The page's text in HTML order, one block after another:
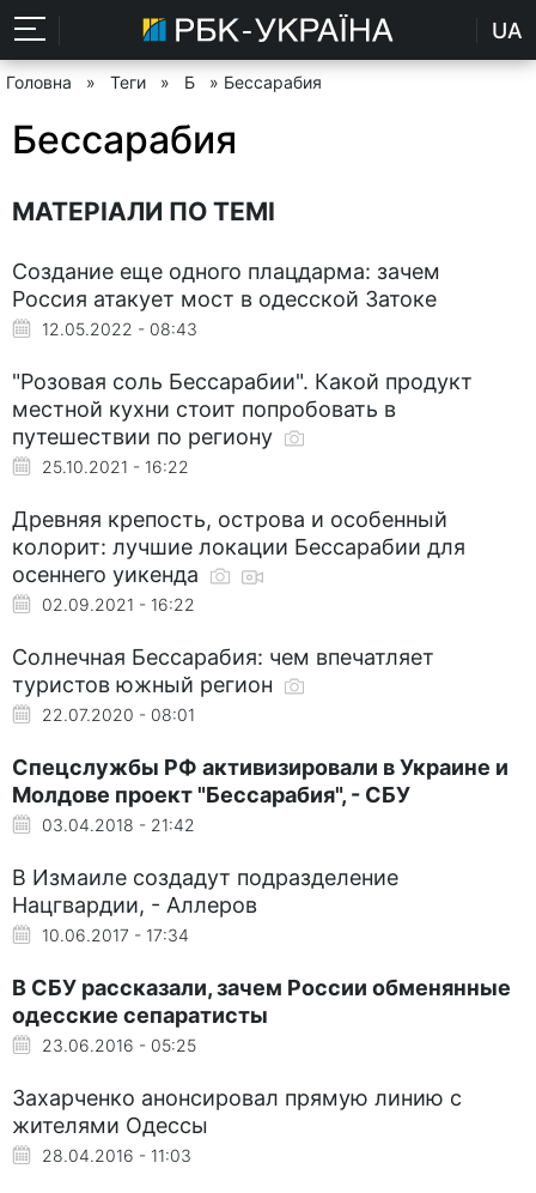
UA
Головна » Теги » Б » Бессарабия
Бессарабия
МАТЕРІАЛИ ПО ТЕМІ
Создание еще одного плацдарма: зачем
Россия атакует мост в одесской Затоке
12.05.2022 - 08:43
"Розовая соль Бессарабии". Какой продукт
местной кухни стоит попробовать в
путешествии по региону
25.10.2021 - 16:22
Древняя крепость, острова и особенный
колорит: лучшие локации Бессарабии для
осеннего уикенда
02.09.2021 - 16:22
Солнечная Бесcарабия: чем впечатляет
туристов южный регион
22.07.2020 - 08:01
Спецслужбы РФ активизировали в Украине и
Молдове проект "Бессарабия", - СБУ
03.04.2018 - 21:42
В Измаиле создадут подразделение
Нацгвардии, - Аллеров
10.06.2017 - 17:34
В СБУ рассказали, зачем России обменянные
одесские сепаратисты
23.06.2016 - 05:25
Захарченко анонсировал прямую линию с
жителями Одессы
28.04.2016 - 11:03